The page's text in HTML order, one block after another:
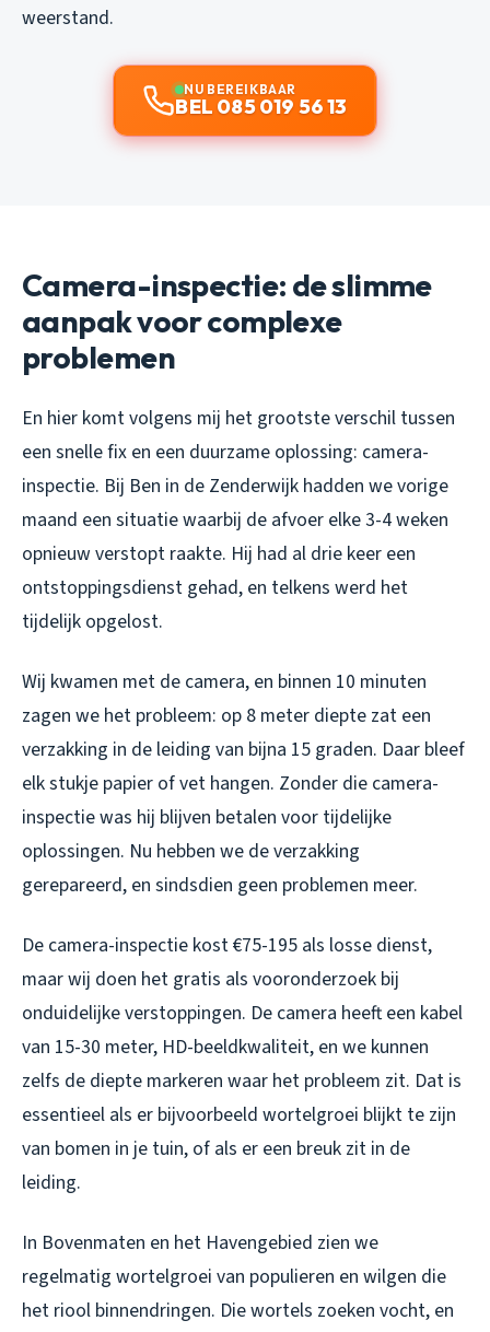
weerstand.
NU BEREIKBAAR
BEL 085 019 56 13
Camera-inspectie: de slimme
aanpak voor complexe
problemen
En hier komt volgens mij het grootste verschil tussen
een snelle fix en een duurzame oplossing: camera-
inspectie. Bij Ben in de Zenderwijk hadden we vorige
maand een situatie waarbij de afvoer elke 3-4 weken
opnieuw verstopt raakte. Hij had al drie keer een
ontstoppingsdienst gehad, en telkens werd het
tijdelijk opgelost.
Wij kwamen met de camera, en binnen 10 minuten
zagen we het probleem: op 8 meter diepte zat een
verzakking in de leiding van bijna 15 graden. Daar bleef
elk stukje papier of vet hangen. Zonder die camera-
inspectie was hij blijven betalen voor tijdelijke
oplossingen. Nu hebben we de verzakking
gerepareerd, en sindsdien geen problemen meer.
De camera-inspectie kost €75-195 als losse dienst,
maar wij doen het gratis als vooronderzoek bij
onduidelijke verstoppingen. De camera heeft een kabel
van 15-30 meter, HD-beeldkwaliteit, en we kunnen
zelfs de diepte markeren waar het probleem zit. Dat is
essentieel als er bijvoorbeeld wortelgroei blijkt te zijn
van bomen in je tuin, of als er een breuk zit in de
leiding.
In Bovenmaten en het Havengebied zien we
regelmatig wortelgroei van populieren en wilgen die
het riool binnendringen. Die wortels zoeken vocht, en